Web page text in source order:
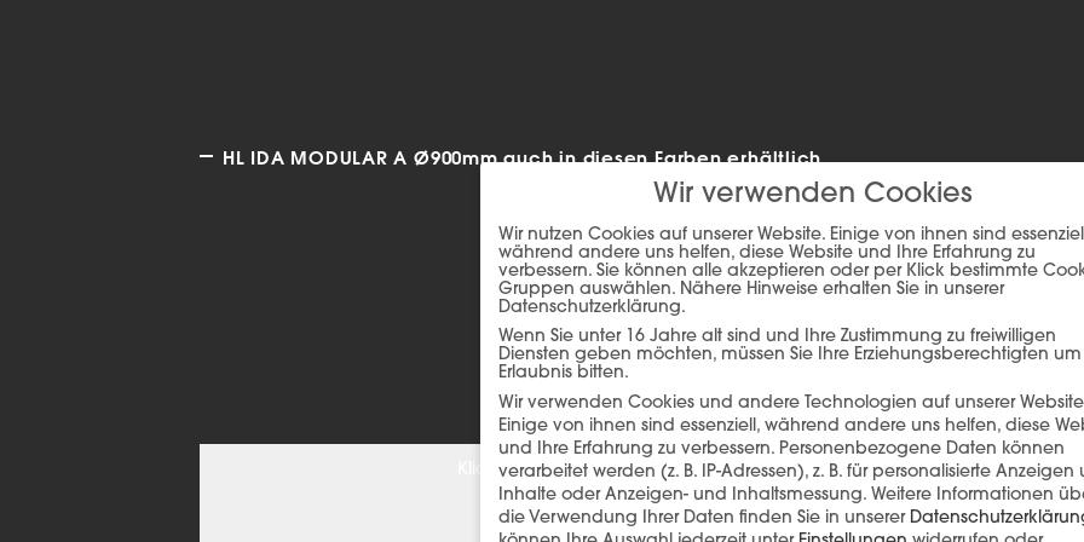
HL IDA MODULAR A Ø900mm auch in diesen Farben erhältlich
Klicken Sie auf den unteren Button, um den Inhalt von player.flipsnack.com
Inhalt laden
Wir verwenden Cookies
Wir nutzen Cookies auf unserer Website. Einige von ihnen sind
während andere uns helfen, diese Website und Ihre Erfahrung zu
verbessern. Sie können alle akzeptieren oder per Klick bestimmte
Gruppen auswählen. Nähere Hinweise erhalten Sie in unserer
Datenschutzerklärung.
Wenn Sie unter 16 Jahre alt sind und Ihre Zustimmung zu freiwilligen
Diensten geben möchten, müssen Sie Ihre Erziehungsberechtigten um
Erlaubnis bitten.
Wir verwenden Cookies und andere Technologien auf unserer
Einige von ihnen sind essenziell, während andere uns helfen, diese
und Ihre Erfahrung zu verbessern. Personenbezogene Daten können
verarbeitet werden (z. B. IP-Adressen), z. B. für personalisierte Anzeigen
Inhalte oder Anzeigen- und Inhaltsmessung. Weitere Informationen
die Verwendung Ihrer Daten finden Sie in unserer